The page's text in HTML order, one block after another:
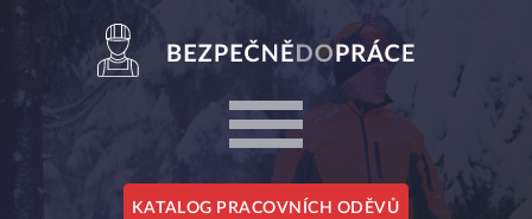
KATALOG PRACOVNÍCH ODĚVŮ